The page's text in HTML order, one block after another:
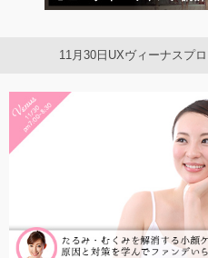
11月30日UXヴィーナスプ